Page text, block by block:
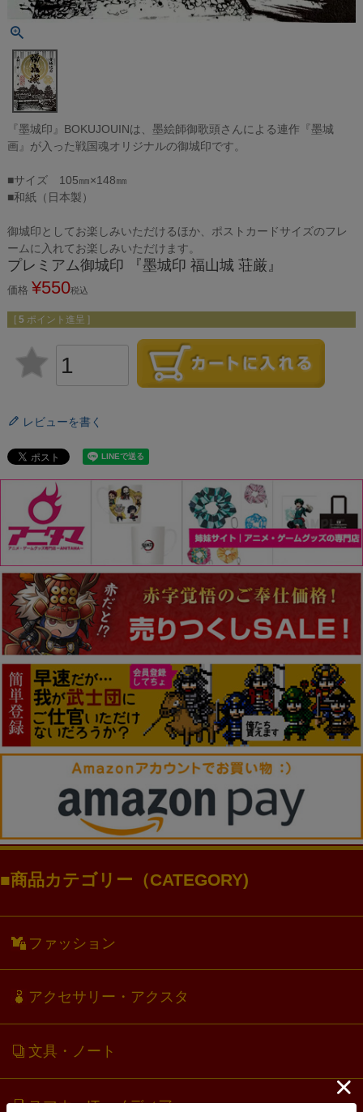
『墨城印』BOKUJOUINは、墨絵師御歌頭さんによる連作『墨城
画』が入った戦国魂オリジナルの御城印です。
■サイズ 105㎜×148㎜
■和紙（日本製）
御城印としてお楽しみいただけるほか、ポストカードサイズのフレ
ームに入れてお楽しみいただけます。
プレミアム御城印 『墨城印 福山城 荘厳』
価格 ¥550税込
[ 5 ポイント進呈 ]
レビューを書く
商品カテゴリー（CATEGORY)
ファッション
アクセサリー・アクスタ
文具・ノート
スマホ・IT・メディア